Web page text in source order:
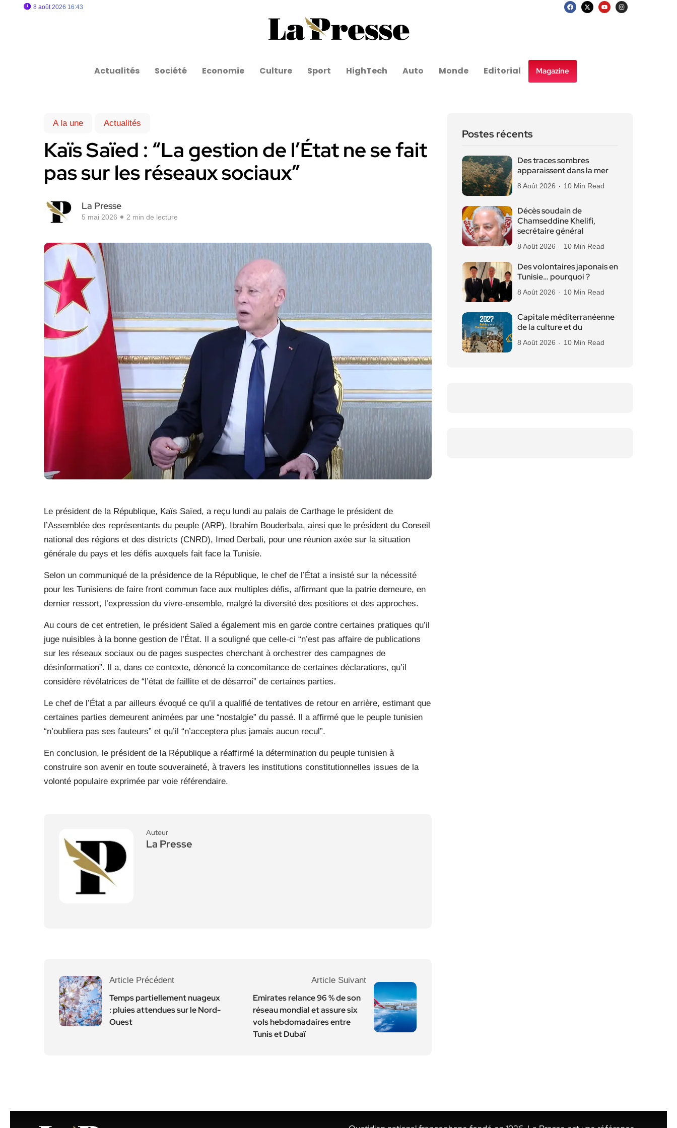
8 août 2026 16:43
Actualités Société Economie Culture Sport HighTech Auto Monde Editorial Magazine
A la une Actualités
Kaïs Saïed : “La gestion de l’État ne se fait
pas sur les réseaux sociaux”
La Presse
5 mai 2026 2 min de lecture
Le président de la République, Kaïs Saïed, a reçu lundi au palais de Carthage le président de
l’Assemblée des représentants du peuple (ARP), Ibrahim Bouderbala, ainsi que le président du Conseil
national des régions et des districts (CNRD), Imed Derbali, pour une réunion axée sur la situation
générale du pays et les défis auxquels fait face la Tunisie.
Selon un communiqué de la présidence de la République, le chef de l’État a insisté sur la nécessité
pour les Tunisiens de faire front commun face aux multiples défis, affirmant que la patrie demeure, en
dernier ressort, l’expression du vivre-ensemble, malgré la diversité des positions et des approches.
Au cours de cet entretien, le président Saïed a également mis en garde contre certaines pratiques qu’il
juge nuisibles à la bonne gestion de l’État. Il a souligné que celle-ci “n’est pas affaire de publications
sur les réseaux sociaux ou de pages suspectes cherchant à orchestrer des campagnes de
désinformation”. Il a, dans ce contexte, dénoncé la concomitance de certaines déclarations, qu’il
considère révélatrices de “l’état de faillite et de désarroi” de certaines parties.
Le chef de l’État a par ailleurs évoqué ce qu’il a qualifié de tentatives de retour en arrière, estimant que
certaines parties demeurent animées par une “nostalgie” du passé. Il a affirmé que le peuple tunisien
“n’oubliera pas ses fauteurs” et qu’il “n’acceptera plus jamais aucun recul”.
En conclusion, le président de la République a réaffirmé la détermination du peuple tunisien à
construire son avenir en toute souveraineté, à travers les institutions constitutionnelles issues de la
volonté populaire exprimée par voie référendaire.
Auteur
La Presse
Article Précédent
Temps partiellement nuageux
: pluies attendues sur le Nord-
Ouest
Article Suivant
Emirates relance 96 % de son
réseau mondial et assure six
vols hebdomadaires entre
Tunis et Dubaï
Postes récents
Des traces sombres
apparaissent dans la mer
8 Août 2026 10 Min Read
Décès soudain de
Chamseddine Khelifi,
secrétaire général
8 Août 2026 10 Min Read
Des volontaires japonais en
Tunisie… pourquoi ?
8 Août 2026 10 Min Read
Capitale méditerranéenne
de la culture et du
8 Août 2026 10 Min Read